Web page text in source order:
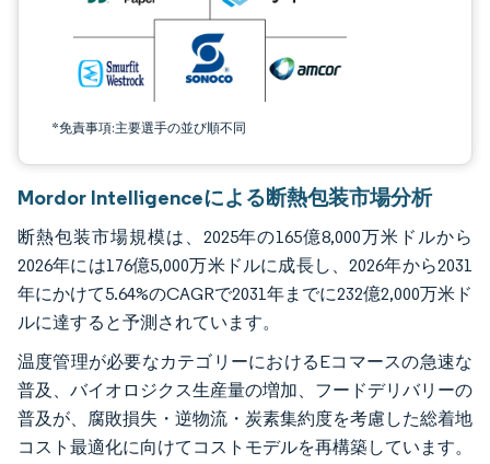
*免責事項:主要選手の並び順不同
Mordor Intelligenceによる断熱包装市場分析
断熱包装市場規模は、2025年の165億8,000万米ドルから
2026年には176億5,000万米ドルに成長し、2026年から2031
年にかけて5.64%のCAGRで2031年までに232億2,000万米ド
ルに達すると予測されています。
温度管理が必要なカテゴリーにおけるEコマースの急速な
普及、バイオロジクス生産量の増加、フードデリバリーの
普及が、腐敗損失・逆物流・炭素集約度を考慮した総着地
コスト最適化に向けてコストモデルを再構築しています。